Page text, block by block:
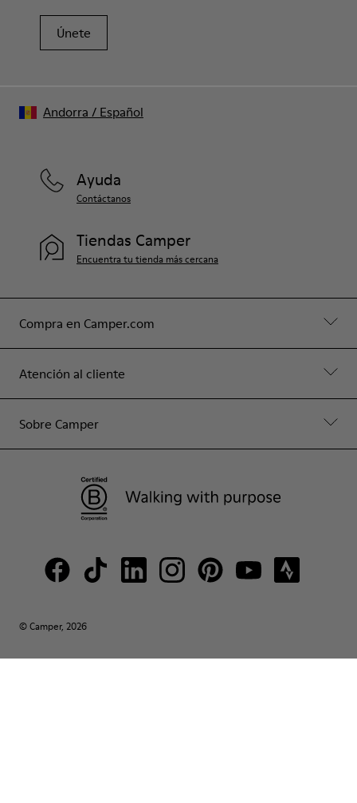
Únete
Compra en Camper.com
Atención al cliente
Sobre Camper
Ayuda
Contáctanos
Tiendas Camper
Encuentra tu tienda más cercana
© Camper, 2026
Andorra / Español